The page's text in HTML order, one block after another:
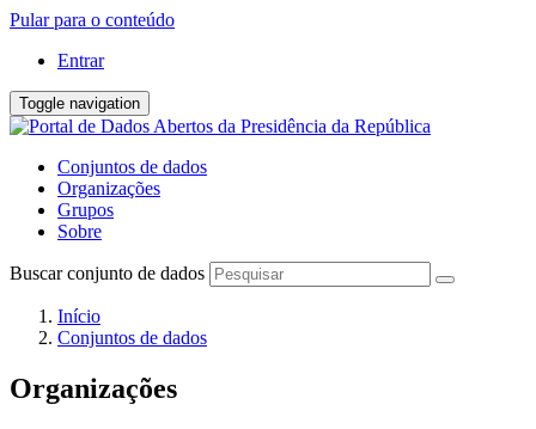
Pular para o conteúdo
Entrar
Toggle navigation
Conjuntos de dados
Organizações
Grupos
Sobre
Buscar conjunto de dados
Início
Conjuntos de dados
Organizações